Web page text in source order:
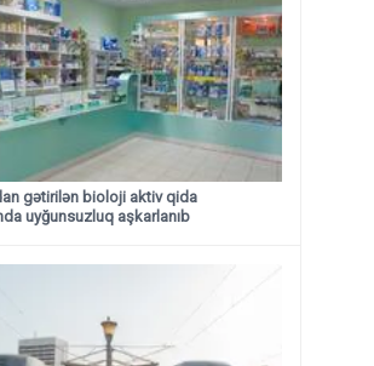
gətirilən bioloji aktiv qida
uyğunsuzluq aşkarlanıb